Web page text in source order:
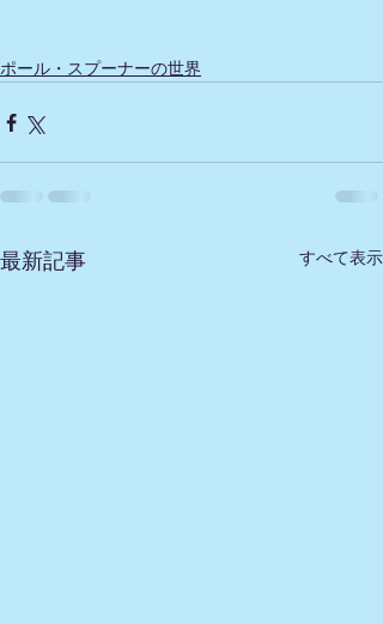
ポール・スプーナーの世界
最新記事 すべて表示